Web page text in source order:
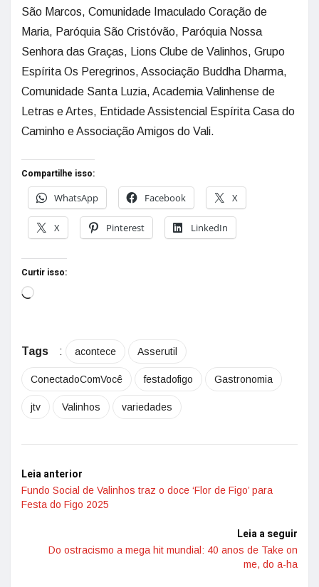
São Marcos, Comunidade Imaculado Coração de
Maria, Paróquia São Cristóvão, Paróquia Nossa
Senhora das Graças, Lions Clube de Valinhos, Grupo
Espírita Os Peregrinos, Associação Buddha Dharma,
Comunidade Santa Luzia, Academia Valinhense de
Letras e Artes, Entidade Assistencial Espírita Casa do
Caminho e Associação Amigos do Vali.
Compartilhe isso:
WhatsApp
Facebook X
X Pinterest LinkedIn
Curtir isso:
Tags : acontece Asserutil
ConectadoComVocê festadofigo Gastronomia
jtv Valinhos variedades
Leia anterior
Fundo Social de Valinhos traz o doce ‘Flor de Figo’ para
Festa do Figo 2025
Leia a seguir
Do ostracismo a mega hit mundial: 40 anos de Take on
me, do a-ha